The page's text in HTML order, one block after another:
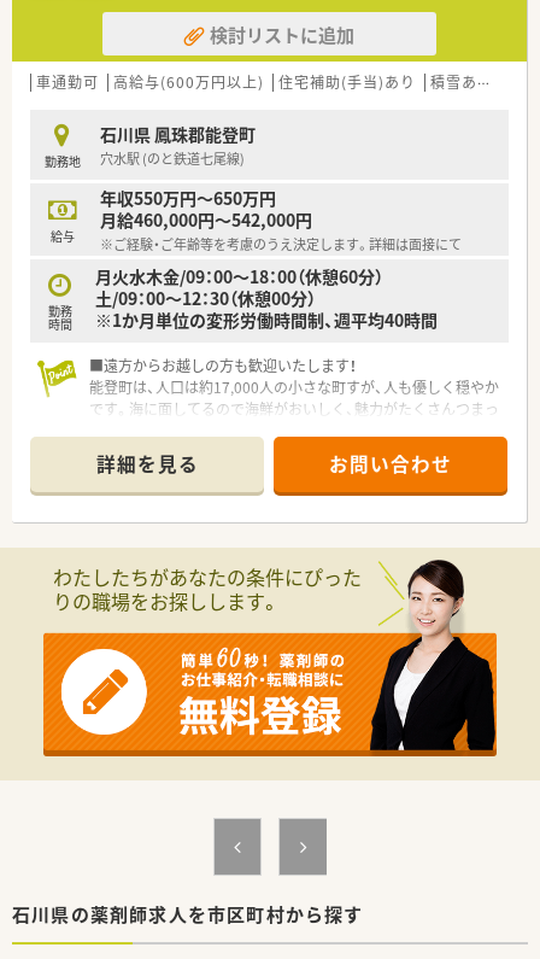
検討リストに追加
車通勤可 高給与(600万円以上) 住宅補助(手当)あり 積雪あり
勤務地
石川県 鳳珠郡能登町
穴水駅 (のと鉄道七尾線)
給与
年収550万円～650万円
月給460,000円～542,000円
※ご経験・ご年齢等を考慮のうえ決定します。詳細は面接にて
勤務
時間
月火水木金/09：00～18：00（休憩60分）
土/09：00～12：30（休憩00分）
※1か月単位の変形労働時間制、週平均40時間
■遠方からお越しの方も歓迎いたします！
能登町は、人口は約17,000人の小さな町すが、人も優しく穏やか
です。海に面してるので海鮮がおいしく、魅力がたくさんつまっ
■薬剤師2名、事務員5名の店舗です。総合病院の門前で、平均70
枚/日の処方箋を応需しています。
■18時までの店舗ですので、お仕事終わりも有意義に過ごして
いただける環境です。
■ロボピック、ピッキングサポートシステムなど、積極的に設備
投資しており薬剤師さんが働きやすい環境です
■オリジナルのマニュアルを使っての勉強会や、メーカー主催の
勉強会など、定期的に開催しており、教育制度にも力を入れてい
ます
＜年収650万円でお迎えする条件＞
①調剤経験5年以上
②管理薬剤師としての採用
③開局時間を埋められること（週休1.5日・日祝+土曜午後）
上記に当てはまる方はぜひお問い合わせください！
詳細を見る お問い合わせ
わたしたちがあなたの条件にぴった
りの職場をお探しします。
石川県の薬剤師求人を市区町村から探す